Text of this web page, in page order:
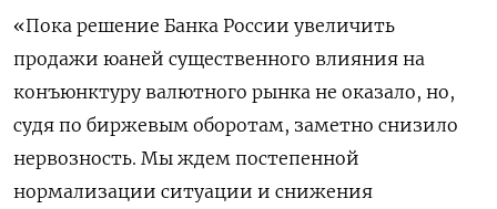
«Пока решение Банка России увеличить
продажи юаней существенного влияния на
конъюнктуру валютного рынка не оказало, но,
судя по биржевым оборотам, заметно снизило
нервозность. Мы ждем постепенной
нормализации ситуации и снижения